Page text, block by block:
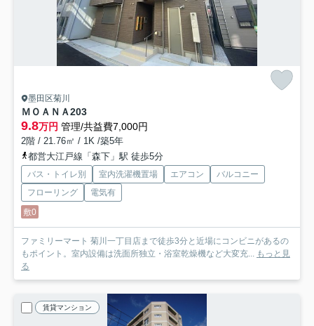
墨田区菊川
ＭＯＡＮＡ203
9.8万円 管理/共益費7,000円
2階 / 21.76㎡ / 1K /築5年
都営大江戸線「森下」駅 徒歩5分
バス・トイレ別 室内洗濯機置場 エアコン
バルコニー
フローリング
電気有
敷0
ファミリーマート 菊川一丁目店まで徒歩3分と近場にコンビニがあるの
もポイント。室内設備は洗面所独立・浴室乾燥機など大変充...
もっと見
る
賃貸マンション